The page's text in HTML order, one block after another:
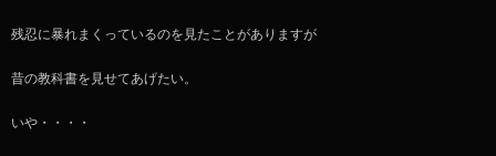
残忍に暴れまくっているのを見たことがありますが
昔の教科書を見せてあげたい。
いや・・・・